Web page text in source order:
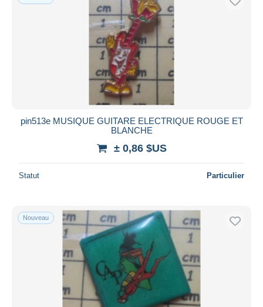
pin513e MUSIQUE GUITARE ELECTRIQUE ROUGE ET
BLANCHE
± 0,86 $US
Statut Particulier
Nouveau